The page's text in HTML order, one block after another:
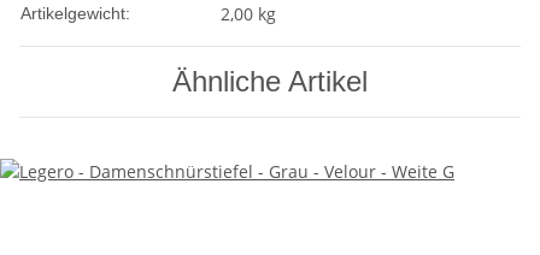
Artikelgewicht: 2,00 kg
Ähnliche Artikel